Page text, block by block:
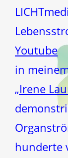
Youtube
in
„Irene
hunderte